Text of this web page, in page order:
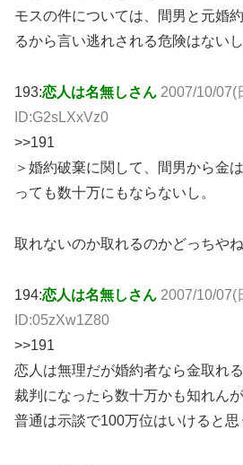
モスの件については、間男と元婚
るから言い逃れされる危険はないし
193:恋人は名無しさん 2007/10/07(
ID:G2sLXxVz0
>>191
＞婚約破棄に関して、間男から金
っても数十万にもならないし。
取れないのか取れるのかどっちや
194:恋人は名無しさん 2007/10/07(
ID:05zXw1Z80
>>191
恋人は無理だが婚約者なら金取れる
裁判になったら数十万かも知れんが
普通は示談で100万位はいけると思